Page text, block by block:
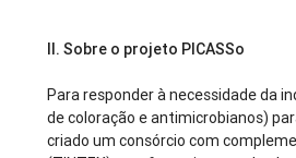
II. Sobre o projeto PICASSo
Para responder à necessidade da
de coloração e antimicrobianos)
criado um consórcio com